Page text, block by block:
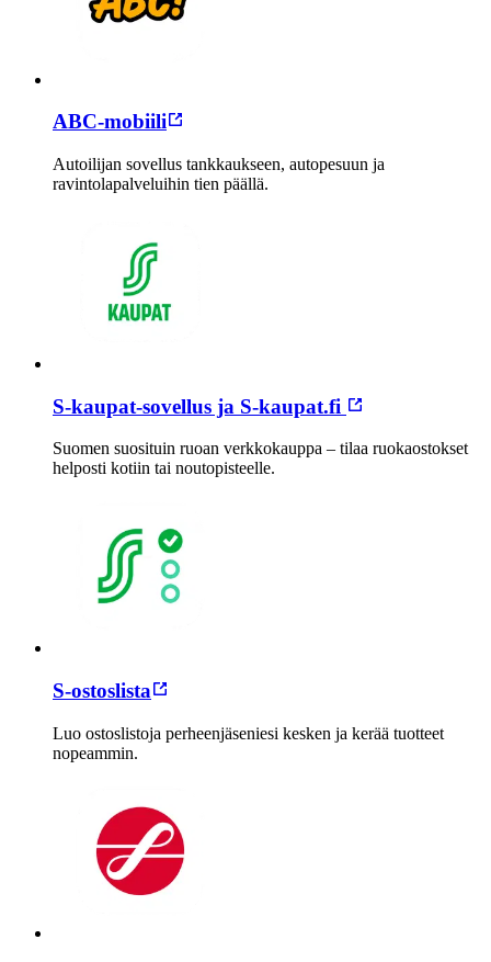
ABC-mobiili
Autoilijan sovellus tankkaukseen, autopesuun ja
ravintolapalveluihin tien päällä.
S-kaupat-sovellus ja S-kaupat.fi
Suomen suosituin ruoan verkkokauppa – tilaa ruokaostokset
helposti kotiin tai noutopisteelle.
S-ostoslista
Luo ostoslistoja perheenjäseniesi kesken ja kerää tuotteet
nopeammin.